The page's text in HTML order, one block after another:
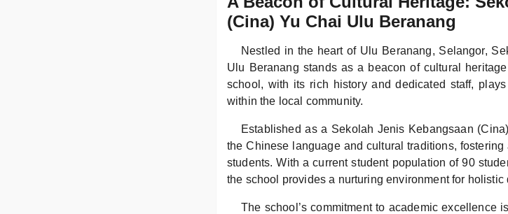
(Cina) Yu Chai Ulu Beranang
Nestled in the heart of Ulu Beranang, Selangor,
Ulu Beranang stands as a beacon of cultural
school, with its rich history and dedicated staff,
within the local community.
Established as a Sekolah Jenis Kebangsaan
the Chinese language and cultural traditions,
students. With a current student population of 90
the school provides a nurturing environment for holistic
The school’s commitment to academic excellence